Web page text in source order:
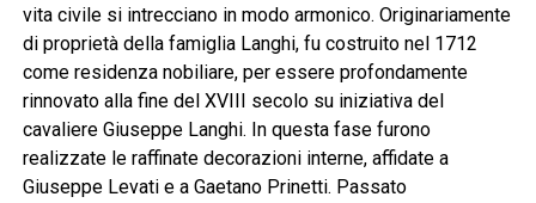
vita civile si intrecciano in modo armonico. Originariamente
di proprietà della famiglia Langhi, fu costruito nel 1712
come residenza nobiliare, per essere profondamente
rinnovato alla fine del XVIII secolo su iniziativa del
cavaliere Giuseppe Langhi. In questa fase furono
realizzate le raffinate decorazioni interne, affidate a
Giuseppe Levati e a Gaetano Prinetti. Passato